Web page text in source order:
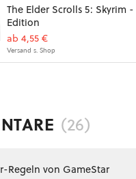
The Elder Scrolls 5: Skyrim
Edition
ab 4,55 €
Versand s. Shop
(26)
Regeln von GameStar